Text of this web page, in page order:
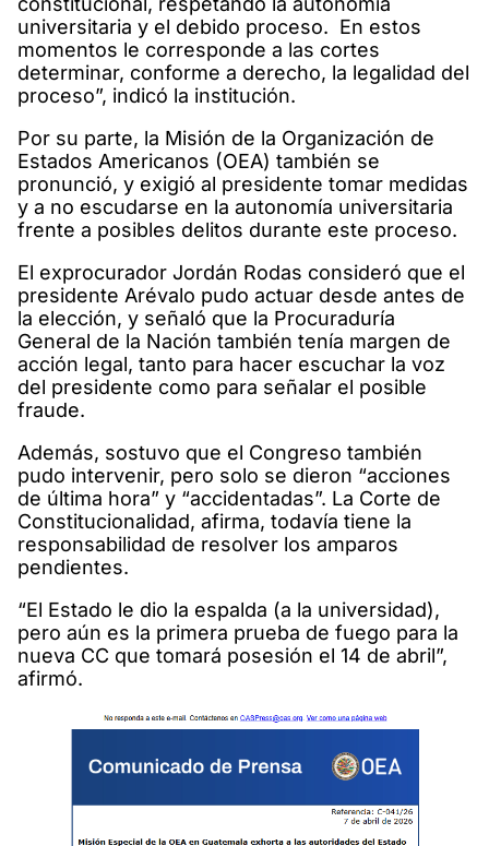
universitaria y el debido proceso. En estos
momentos le corresponde a las cortes
determinar, conforme a derecho, la legalidad del
proceso”, indicó la institución.
Por su parte, la Misión de la Organización de
Estados Americanos (OEA) también se
pronunció, y exigió al presidente tomar medidas
y a no escudarse en la autonomía universitaria
frente a posibles delitos durante este proceso.
El exprocurador Jordán Rodas consideró que el
presidente Arévalo pudo actuar desde antes de
la elección, y señaló que la Procuraduría
General de la Nación también tenía margen de
acción legal, tanto para hacer escuchar la voz
del presidente como para señalar el posible
fraude.
Además, sostuvo que el Congreso también
pudo intervenir, pero solo se dieron “acciones
de última hora” y “accidentadas”. La Corte de
Constitucionalidad, afirma, todavía tiene la
responsabilidad de resolver los amparos
pendientes.
“El Estado le dio la espalda (a la universidad),
pero aún es la primera prueba de fuego para la
nueva CC que tomará posesión el 14 de abril”,
afirmó.